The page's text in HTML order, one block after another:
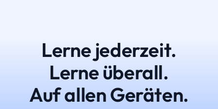
Lerne jederzeit.
Lerne überall.
Auf allen Geräten.